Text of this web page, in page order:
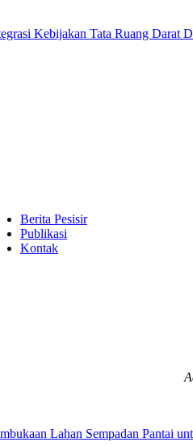
Kebijakan Tata Ruang Darat
Berita Pesisir
Publikasi
Kontak
Lahan Sempadan Pantai